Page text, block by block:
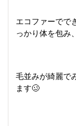
エコファーでで
っかり体を包み
毛並みが綺麗で
ます🥴